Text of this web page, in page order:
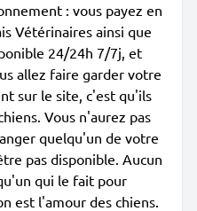
: vous payez en
Vétérinaires ainsi que
24/24h 7/7j, et
allez faire garder votre
sur le site, c'est qu'ils
Vous n'aurez pas
quelqu'un de votre
pas disponible. Aucun
qui le fait pour
est l'amour des chiens.